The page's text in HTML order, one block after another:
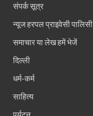
संपर्क सूत्र
न्यूज हरपल प्राइवेसी पालिसी
समाचार या लेख हमें भेजें
दिल्ली
धर्म-कर्म
साहित्य